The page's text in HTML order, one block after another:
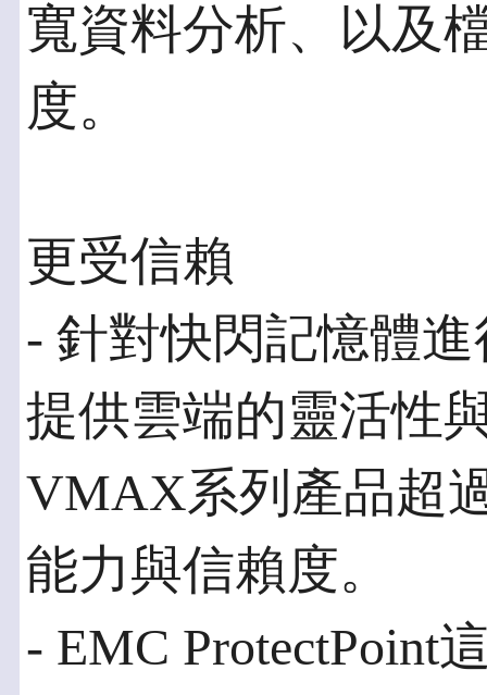
寬資料分析、以及
度。
更受信賴
- 針對快閃記憶體
提供雲端的靈活性
VMAX系列產品超
能力與信賴度。
- EMC ProtectPoint